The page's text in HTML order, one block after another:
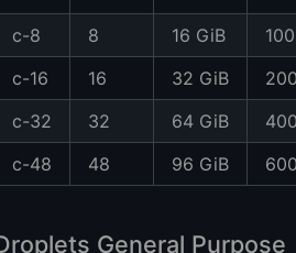
c-8
8 16 GiB
c-16
16 32 GiB
c-32
32 64 GiB
c-48
48 96 GiB
General Purpose